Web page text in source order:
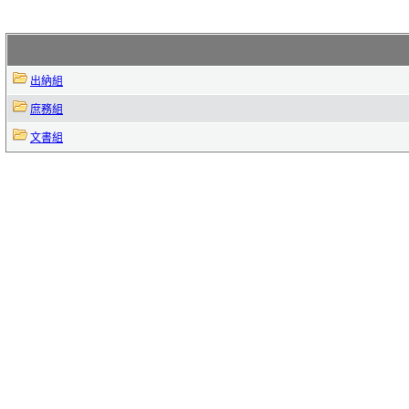
出納組
庶務組
文書組